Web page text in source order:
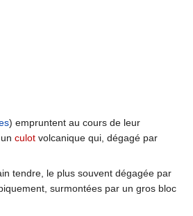
) empruntent au cours de leur
culot volcanique qui, dégagé par
tendre, le plus souvent dégagée par
surmontées par un gros bloc